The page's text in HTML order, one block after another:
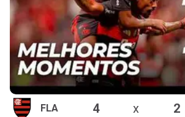
FLA 4 x 2